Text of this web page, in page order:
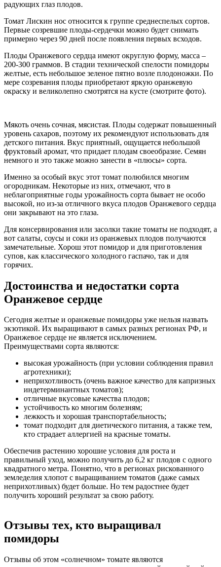
радующих глаз плодов.
Томат Лискин нос относится к группе среднеспелых сортов.
Первые созревшие плоды-сердечки можно будет снимать
примерно через 90 дней после появления первых всходов.
Плоды Оранжевого сердца имеют округлую форму, масса –
200-300 граммов. В стадии технической спелости помидоры
желтые, есть небольшое зеленое пятно возле плодоножки. По
мере созревания плоды приобретают яркую оранжевую
окраску и великолепно смотрятся на кусте (смотрите фото).
Мякоть очень сочная, мясистая. Плоды содержат повышенный
уровень сахаров, поэтому их рекомендуют использовать для
детского питания. Вкус приятный, ощущается небольшой
фруктовый аромат, что придает плодам своеобразие. Семян
немного и это также можно занести в «плюсы» сорта.
Именно за особый вкус этот томат полюбился многим
огородникам. Некоторые из них, отмечают, что в
неблагоприятные годы урожайность сорта бывает не особо
высокой, но из-за отличного вкуса плодов Оранжевого сердца
они закрывают на это глаза.
Для консервирования или засолки такие томаты не подходят, а
вот салаты, соусы и соки из оранжевых плодов получаются
замечательные. Хорош этот помидор и для приготовления
супов, как классического холодного гаспачо, так и для
горячих.
Достоинства и недостатки сорта
Оранжевое сердце
Сегодня желтые и оранжевые помидоры уже нельзя назвать
экзотикой. Их выращивают в самых разных регионах РФ, и
Оранжевое сердце не является исключением.
Преимуществами сорта являются:
высокая урожайность (при условии соблюдения правил
агротехники);
неприхотливость (очень важное качество для капризных
индетерминантных томатов);
отличные вкусовые качества плодов;
устойчивость ко многим болезням;
лежкость и хорошая транспортабельность;
томат подходит для диетического питания, а также тем,
кто страдает аллергией на красные томаты.
Обеспечив растению хорошие условия для роста и
правильный уход, можно получить до 6,2 кг плодов с одного
квадратного метра. Понятно, что в регионах рискованного
земледелия хлопот с выращиванием томатов (даже самых
неприхотливых) будет больше. Но тем радостнее будет
получить хороший результат за свою работу.
Отзывы тех, кто выращивал
помидоры
Отзывы об этом «солнечном» томате являются